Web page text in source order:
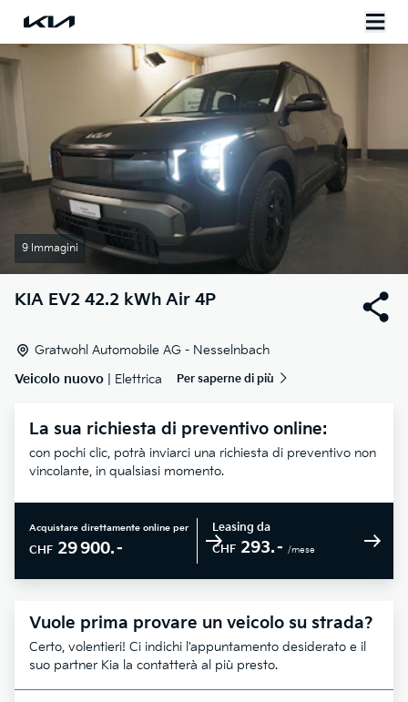
9 Immagini
KIA EV2 42.2 kWh Air 4P
Gratwohl Automobile AG - Nesselnbach
Veicolo nuovo | Elettrica Per saperne di più
La sua richiesta di preventivo online:
con pochi clic, potrà inviarci una richiesta di preventivo non
vincolante, in qualsiasi momento.
Acquistare direttamente online per
CHF 29 900.–
Leasing da
CHF 293.– /mese
Vuole prima provare un veicolo su strada?
Certo, volentieri! Ci indichi l'appuntamento desiderato e il
suo partner Kia la contatterà al più presto.